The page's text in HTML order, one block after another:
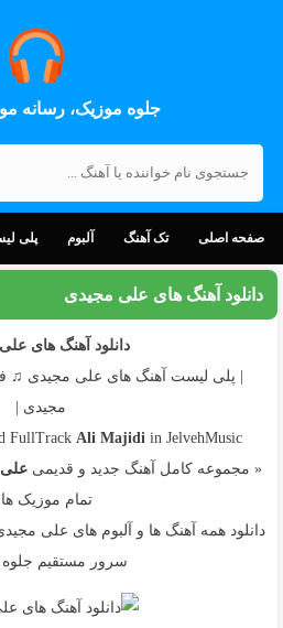
جلوه موزیک، رسانه
صفحه اصلی تک آهنگ آلبوم پلی
دانلود آهنگ های علی مجیدی
دانلود آهنگ های
| پلی لیست آهنگ های علی مجیدی ♫
مجیدی |
FullTrackAli Majidiin JelvehMusic
« مجموعه کامل آهنگ جدید و قدیمی
تمام موزیک
دانلود همه آهنگ ها و آلبوم های علی
سرور مستقیم